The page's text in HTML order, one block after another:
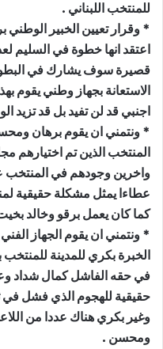
للمنتخب اللبناني .
* وقرار تعيين الخبير
اعتقد انها خطوة في السليم
قصيرة سوف يشارك في
الاستعانة بجهاز وطني يقوم
اجنبي قد لن تفيد بل قد تزيد
* ونتمني ان يقوم برهان
المنتخب الذين تم اختيارهم
واخرين وجودهم في المنتخب
عطاءا يمثل مشكلة حقيقية
كما كان يعمل برقو وخالد
* ونتمني ان يقوم الجهاز
الخبرة بكري للمدينة
في حقه الفاشل كمال شداد
حقيقية للهجوم الذي فشل
وغير بكري هناك عددا من
ومحسن .